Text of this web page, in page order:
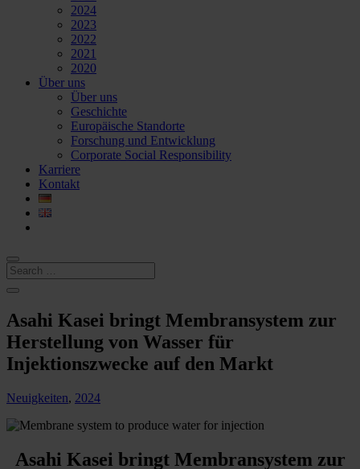
2024
2023
2022
2021
2020
Über uns
Über uns
Geschichte
Europäische Standorte
Forschung und Entwicklung
Corporate Social Responsibility
Karriere
Kontakt
Asahi Kasei bringt Membransystem zur
Herstellung von Wasser für
Injektionszwecke auf den Markt
Neuigkeiten, 2024
Asahi Kasei bringt Membransystem zur